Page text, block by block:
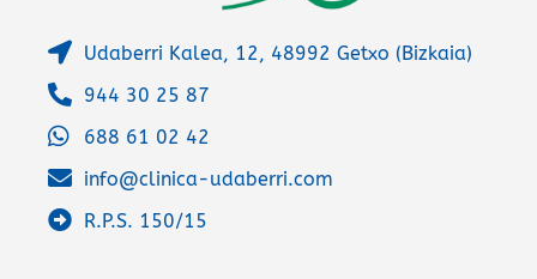
Udaberri Kalea, 12, 48992 Getxo (Bizkaia)
944 30 25 87
688 61 02 42
info@clinica-udaberri.com
R.P.S. 150/15